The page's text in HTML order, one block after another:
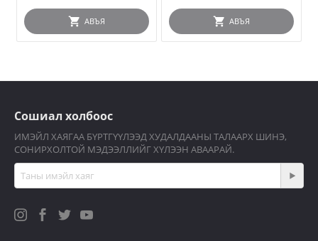
АВЪЯ АВЪЯ
Сошиал холбоос
ИМЭЙЛ ХАЯГАА БҮРТГҮҮЛЭЭД ХУДАЛДААНЫ ТАЛААРХ ШИНЭ,
СОНИРХОЛТОЙ МЭДЭЭЛЛИЙГ ХҮЛЭЭН АВААРАЙ.